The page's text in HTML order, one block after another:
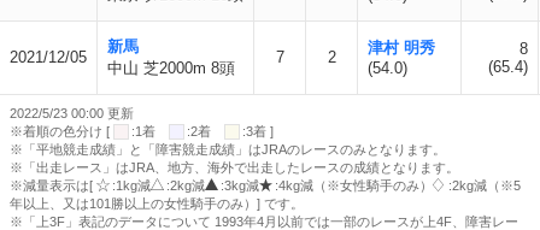
2021/12/05
新馬
中山 芝2000m 8頭
7 2
津村 明秀
(54.0)
8
(65.4)
2022/5/23 00:00 更新
※着順の色分け [
:1着 :2着
:3着 ]
※「平地競走成績」と「障害競走成績」はJRAのレースのみとなります。
※「出走レース」はJRA、地方、海外で出走したレースの成績となります。
※減量表示は[
:1kg減 :2kg減 :3kg減 :4kg減（※女性騎手のみ）
:2kg減（※5
年以上、又は101勝以上の女性騎手のみ）] です。
※「上3F」表記のデータについて 1993年4月以前では一部のレースが上4F、障害レー